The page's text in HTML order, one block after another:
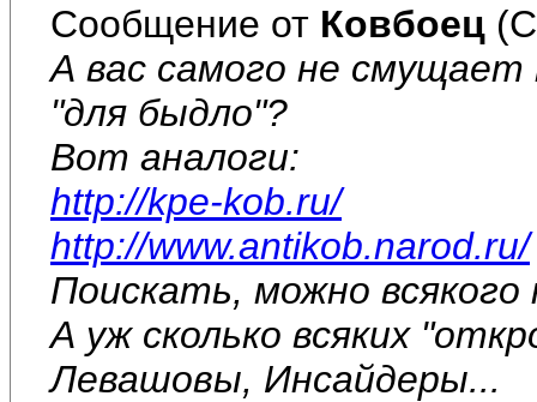
Сообщение от Ковбоец
А вас самого не
"для быдло"?
Вот аналоги:
http://kpe-kob.ru/
http://www.antikob.narod.ru/
Поискать, можно
А уж сколько всяких
Левашовы, Инсайдеры...